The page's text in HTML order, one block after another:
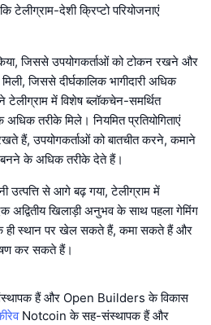
टेलीग्राम-देशी क्रिप्टो परियोजनाएं
जिससे उपयोगकर्ताओं को टोकन रखने और
जिससे दीर्घकालिक भागीदारी अधिक
टेलीग्राम में विशेष ब्लॉकचेन-समर्थित
तरीके मिले। नियमित प्रतियोगिताएं
हैं, उपयोगकर्ताओं को बातचीत करने, कमाने
बनने के अधिक तरीके देते हैं।
उत्पत्ति से आगे बढ़ गया, टेलीग्राम में
अद्वितीय खिलाड़ी अनुभव के साथ पहला गेमिंग
ही स्थान पर खेल सकते हैं, कमा सकते हैं और
कर सकते हैं।
हैं और Open Builders के विकास
Notcoin के सह-संस्थापक हैं और